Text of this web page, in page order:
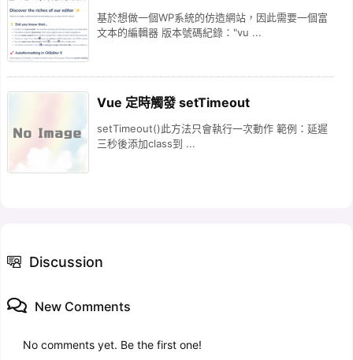
基於想做一個WP系統的仿造網站，因此需要一個富
文本的編輯器 版本號碼紀錄："vu ...
Vue 定時觸發 setTimeout
setTimeout()此方法只會執行一次動作 範例：延遲
三秒後添加class到 ...
Discussion
New Comments
No comments yet. Be the first one!